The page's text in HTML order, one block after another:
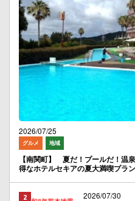
2026/07/25
グルメ 地域
【南関町】 夏だ！プールだ！温
得なホテルセキアの夏大満喫プラン
2026/07/30